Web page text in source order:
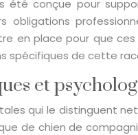
été conçue pour
obligations
en place pour que
spécifiques de cette
et
qui le distinguent
de chien de